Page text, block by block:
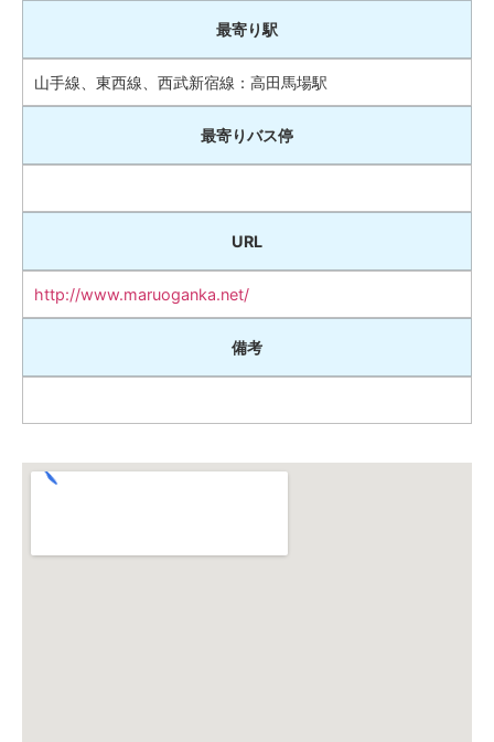
最寄り駅
山手線、東西線、西武新宿線：高田馬場駅
最寄りバス停
URL
http://www.maruoganka.net/
備考